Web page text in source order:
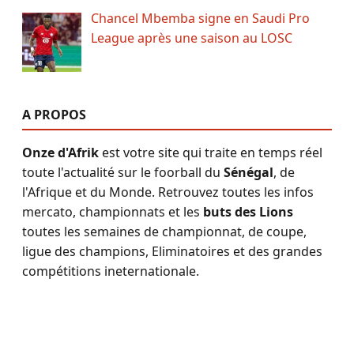
Chancel Mbemba signe en Saudi Pro
League après une saison au LOSC
A PROPOS
Onze d'Afrikest votre site qui traite en temps réel
toute l'actualité sur le foorball du Sénégal, de
l'Afrique et du Monde. Retrouvez toutes les infos
mercato, championnats et les buts des Lions
toutes les semaines de championnat, de coupe,
ligue des champions, Eliminatoires et des grandes
compétitions ineternationale.